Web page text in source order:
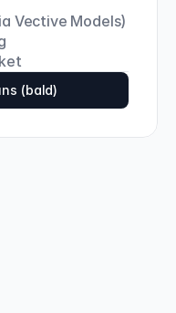
Vective Models)
(bald)